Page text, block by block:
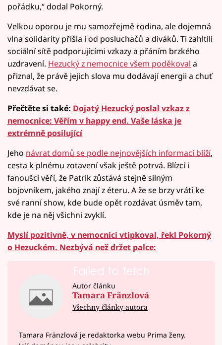
pořádku,“ dodal Pokorný.
Velkou oporou je mu samozřejmě rodina, ale dojemná
vlna solidarity přišla i od posluchačů a diváků. Ti zahltili
sociální sítě podporujícími vzkazy a přáním brzkého
uzdravení. Hezucký z nemocnice všem poděkoval a
přiznal, že právě jejich slova mu dodávají energii a chuť
nevzdávat se.
Přečtěte si také: Dojatý Hezucký poslal vzkaz z
nemocnice: Věřím v happy end. Vaše láska je
extrémně posilující
Jeho návrat domů se podle nejnovějších informací blíží,
cesta k plnému zotavení však ještě potrvá. Blízcí i
fanoušci věří, že Patrik zůstává stejně silným
bojovníkem, jakého znají z éteru. A že se brzy vrátí ke
své ranní show, kde bude opět rozdávat úsměv tam,
kde je na něj všichni zvyklí.
Myslí pozitivně, v nemocnici vtipkoval, řekl Pokorný
o Hezuckém. Nezbývá než držet palce:
Failed to fetch
Autor článku
Tamara Fränzlová
Všechny články autora
Tamara Fränzlová je redaktorka webu Prima ženy.